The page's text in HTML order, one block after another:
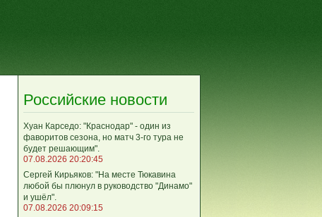
Российские новости
Хуан Карседо: "Краснодар" - один из
фаворитов сезона, но матч 3-го тура не
будет решающим".
07.08.2026 20:20:45
Сергей Кирьяков: "На месте Тюкавина
любой бы плюнул в руководство "Динамо"
и ушёл".
07.08.2026 20:09:15